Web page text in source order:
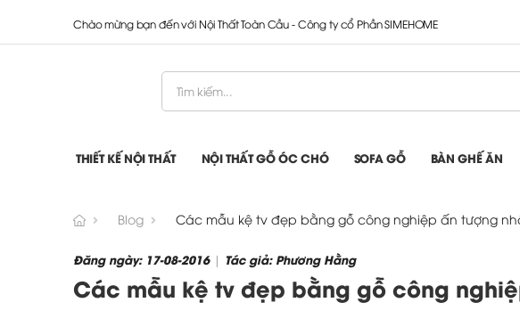
Chào mừng bạn đến với Nội Thất Toàn Cầu - Công ty cổ Phần SIMEHOME
THIẾT KẾ NỘI THẤT NỘI THẤT GỖ ÓC CHÓ SOFA GỖ BÀN GHẾ ĂN
Blog Các mẫu kệ tv đẹp bằng gỗ công nghiệp ấn tượng
Đăng ngày: 17-08-2016| Tác giả: Phương Hằng
Các mẫu kệ tv đẹp bằng gỗ công